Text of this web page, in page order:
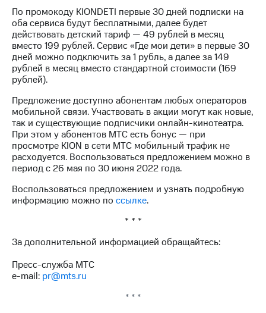
аудит
Рынок
акций
Описание
Программа
выкупа
акций
Дивиденды
Рынок
облигаций
Описание
Еврооблигации-2023
Уведомление
о
облигаций
Регистратор
По промокоду KIONDETI первые 30 дней подписки на
оба сервиса будут бесплатными, далее будет
действовать детский тариф — 49 рублей в месяц
вместо 199 рублей. Сервис «Где мои дети» в первые 30
дней можно подключить за 1 рубль, а далее за 149
рублей в месяц вместо стандартной стоимости (169
рублей).
Предложение доступно абонентам любых операторов
мобильной связи. Участвовать в акции могут как новые,
так и существующие подписчики онлайн-кинотеатра.
При этом у абонентов МТС есть бонус — при
просмотре KION в сети МТС мобильный трафик не
расходуется. Воспользоваться предложением можно в
период с 26 мая по 30 июня 2022 года.
Воспользоваться предложением и узнать подробную
информацию можно по ссылке.
* * *
За дополнительной информацией обращайтесь:
Пресс-служба МТС
e-mail: pr@mts.ru
* * *